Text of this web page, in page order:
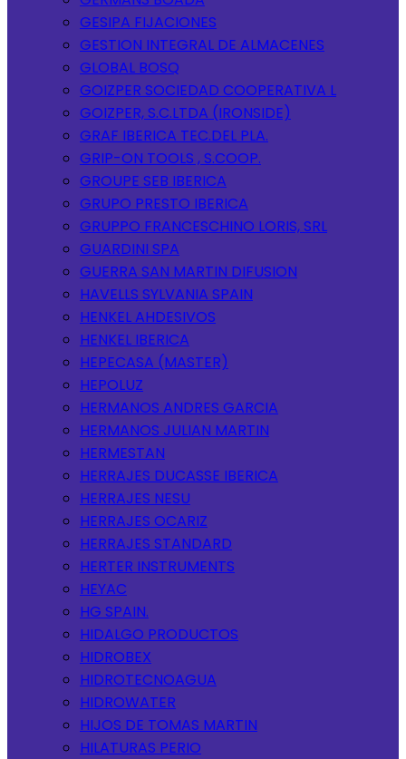
GESIPA FIJACIONES
GESTION INTEGRAL DE ALMACENES
GLOBAL BOSQ
GOIZPER SOCIEDAD COOPERATIVA L
GOIZPER, S.C.LTDA (IRONSIDE)
GRAF IBERICA TEC.DEL PLA.
GRIP-ON TOOLS , S.COOP.
GROUPE SEB IBERICA
GRUPO PRESTO IBERICA
GRUPPO FRANCESCHINO LORIS, SRL
GUARDINI SPA
GUERRA SAN MARTIN DIFUSION
HAVELLS SYLVANIA SPAIN
HENKEL AHDESIVOS
HENKEL IBERICA
HEPECASA (MASTER)
HEPOLUZ
HERMANOS ANDRES GARCIA
HERMANOS JULIAN MARTIN
HERMESTAN
HERRAJES DUCASSE IBERICA
HERRAJES NESU
HERRAJES OCARIZ
HERRAJES STANDARD
HERTER INSTRUMENTS
HEYAC
HG SPAIN.
HIDALGO PRODUCTOS
HIDROBEX
HIDROTECNOAGUA
HIDROWATER
HIJOS DE TOMAS MARTIN
HILATURAS PERIO